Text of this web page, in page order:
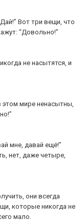
Вот три вещи, что
“Довольно!”
не насытятся, и
этом мире ненасытны,
мне, давай ещё!”
нет, даже четыре,
они всегда
которые никогда не
мало.